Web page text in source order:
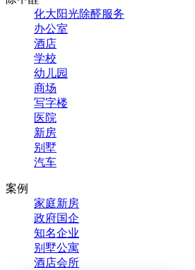
化大阳光除醛服务
办公室
酒店
学校
幼儿园
商场
写字楼
医院
新房
别墅
汽车
案例
家庭新房
政府国企
知名企业
别墅公寓
酒店会所